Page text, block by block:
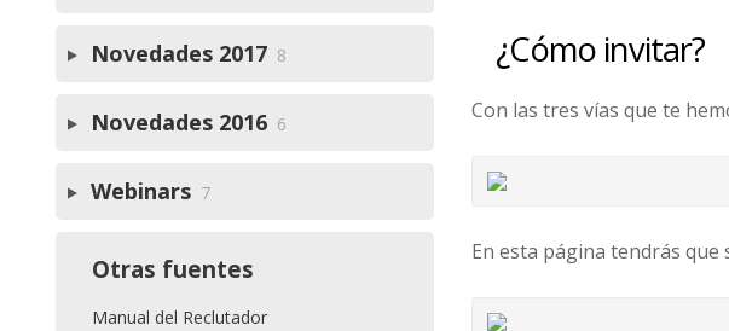
¿Cómo invitar?
Con las tres vías que te
En esta página tendrás
Novedades 2017 8
Novedades 2016 6
Webinars 7
Otras fuentes
Manual del Reclutador